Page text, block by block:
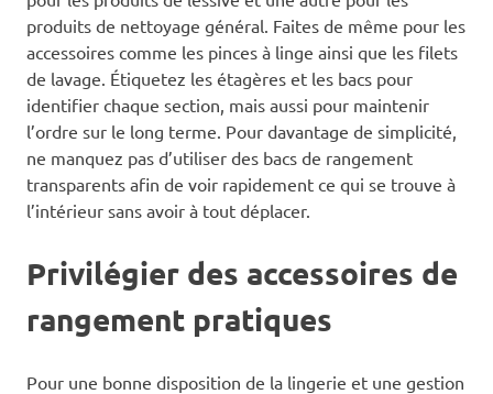
produits de nettoyage général. Faites de même pour les
accessoires comme les pinces à linge ainsi que les filets
de lavage. Étiquetez les étagères et les bacs pour
identifier chaque section, mais aussi pour maintenir
l’ordre sur le long terme. Pour davantage de simplicité,
ne manquez pas d’utiliser des bacs de rangement
transparents afin de voir rapidement ce qui se trouve à
l’intérieur sans avoir à tout déplacer.
Privilégier des accessoires de
rangement pratiques
Pour une bonne disposition de la lingerie et une gestion